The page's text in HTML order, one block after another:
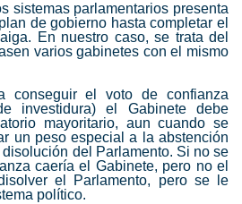
sistemas parlamentarios presenta
de gobierno hasta completar el
En nuestro caso, se trata del
varios gabinetes con el mismo
conseguir el voto de confianza
investidura) el Gabinete debe
mayoritario, aun cuando se
un peso especial a la abstención
del Parlamento. Si no se
caería el Gabinete, pero no el
el Parlamento, pero se le
político.